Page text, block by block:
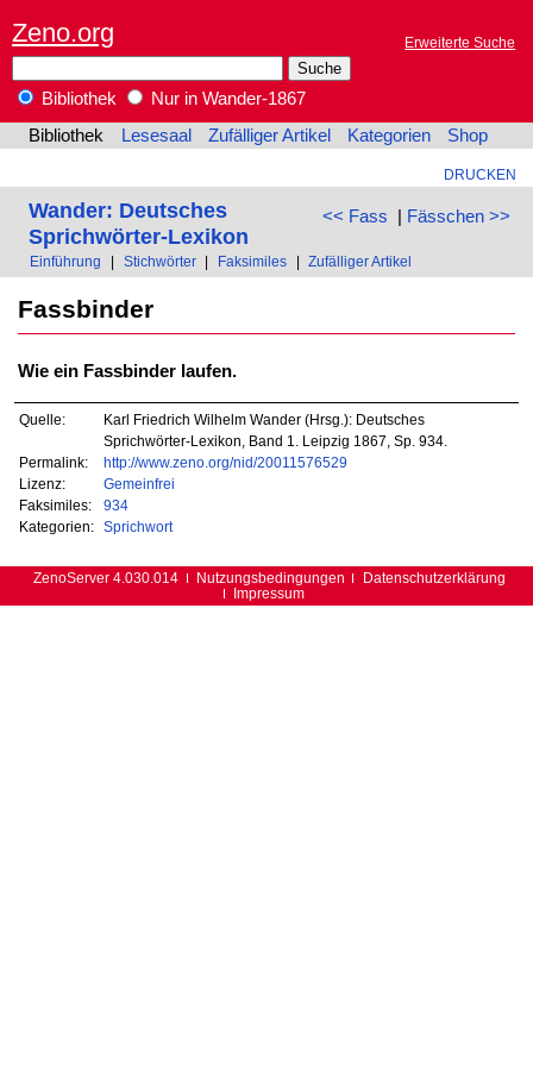
Zeno.org Erweiterte Suche
Bibliothek
Nur in Wander-1867
Bibliothek
Lesesaal Zufälliger Artikel Kategorien Shop
DRUCKEN
<< Fass | Fässchen >>
Wander: Deutsches
Sprichwörter-Lexikon
Einführung Stichwörter Faksimiles Zufälliger Artikel
Fassbinder
Wie ein Fassbinder laufen.
Quelle:
Karl Friedrich Wilhelm Wander (Hrsg.): Deutsches
Sprichwörter-Lexikon, Band 1. Leipzig 1867, Sp. 934.
Permalink:
http://www.zeno.org/nid/20011576529
Lizenz:
Gemeinfrei
Faksimiles:
934
Kategorien:
Sprichwort
ZenoServer 4.030.014 Nutzungsbedingungen
Datenschutzerklärung
Impressum